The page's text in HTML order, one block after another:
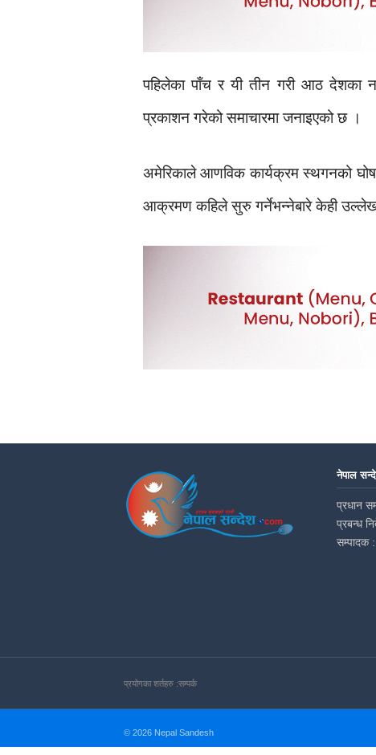
पहिलेका पाँच र यी तीन गरी आठ देशका
प्रकाशन गरेको समाचारमा जनाइएको छ ।
अमेरिकाले आणविक कार्यक्रम स्थगनको
आक्रमण कहिले सुरु गर्नेभन्नेबारे केही
नेपाल
प्रधान
प्रबन्ध
सम्पादक
प्रयोगका शर्तहरु :सम्पर्क
© 2026 Nepal Sandesh